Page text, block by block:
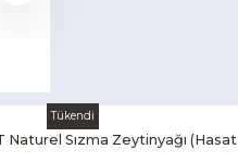
Tükendi
Naturel Sızma Zeytinyağı